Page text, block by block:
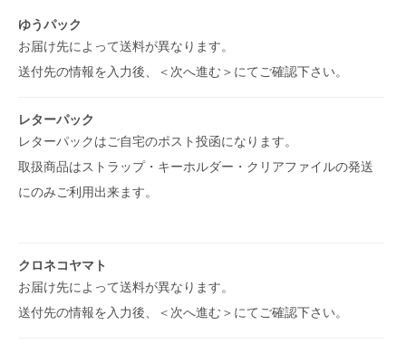
ゆうパック
お届け先によって送料が異なります。
送付先の情報を入力後、＜次へ進む＞にてご確認下さい。
レターパック
レターパックはご自宅のポスト投函になります。
取扱商品はストラップ・キーホルダー・クリアファイルの発送
にのみご利用出来ます。
クロネコヤマト
お届け先によって送料が異なります。
送付先の情報を入力後、＜次へ進む＞にてご確認下さい。